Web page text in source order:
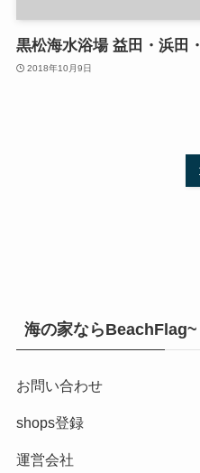
黒松海水浴場 益田・浜田
2018年10月9日
海の家なら
お問い合わせ
shops登録
運営会社